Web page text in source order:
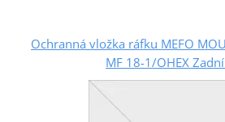
Ochranná vložka ráfku MEFO
MF 18-1/OHEX Zadní